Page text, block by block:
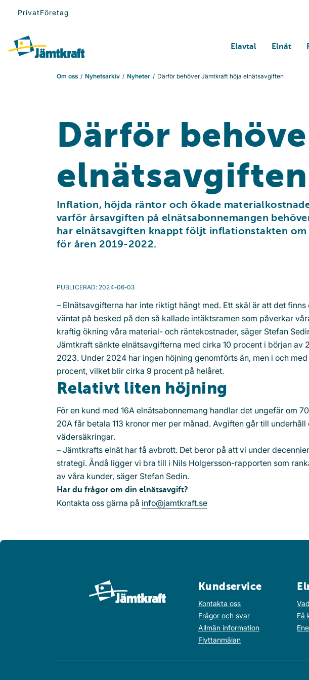
PrivatFöretag
Till startsidan
Elavtal Elnät
Om oss Nyhetsarkiv Nyheter Därför behöver Jämtkraft höja elnätsavgiften
Därför
elnätsavgiften
Inflation, höjda räntor och ökade
varför årsavgiften på elnätsabonnemangen
har elnätsavgiften knappt följt inflationstakten om
för åren 2019-2022.
PUBLICERAD: 2024-06-03
– Elnätsavgifterna har inte riktigt hängt med. Ett skäl är att det
väntat på besked på den så kallade intäktsramen som påverkar
kraftig ökning våra material- och räntekostnader, säger Stefan
Jämtkraft sänkte elnätsavgifterna med cirka 10 procent i början
2023. Under 2024 har ingen höjning genomförts än, men i och
procent, vilket blir cirka 9 procent på helåret.
Relativt liten höjning
För en kund med 16A elnätsabonnemang handlar det ungefär om
20A får betala 113 kronor mer per månad. Avgiften går till
vädersäkringar.
– Jämtkrafts elnät har få avbrott. Det beror på att vi under
strategi. Ändå ligger vi bra till i Nils Holgersson-rapporten som
av våra kunder, säger Stefan Sedin.
Har du frågor om din elnätsavgift?
Kontakta oss gärna på info@jamtkraft.se
Kundservice
Kontakta oss
Frågor och svar
Allmän information
Flyttanmälan
Få